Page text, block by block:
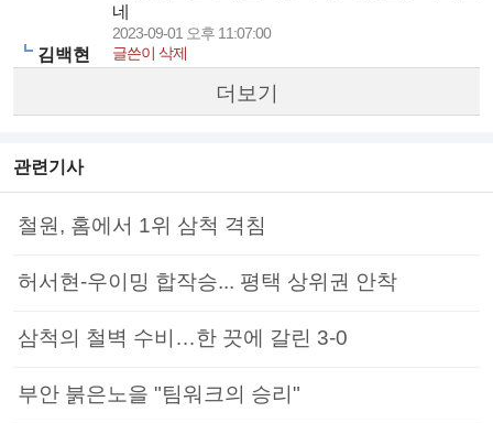
네
2023-09-01 오후 11:07:00
김백현 글쓴이 삭제
더보기
관련기사
철원, 홈에서 1위 삼척 격침
허서현-우이밍 합작승... 평택 상위권 안착
삼척의 철벽 수비…한 끗에 갈린 3-0
부안 붉은노을 "팀워크의 승리"